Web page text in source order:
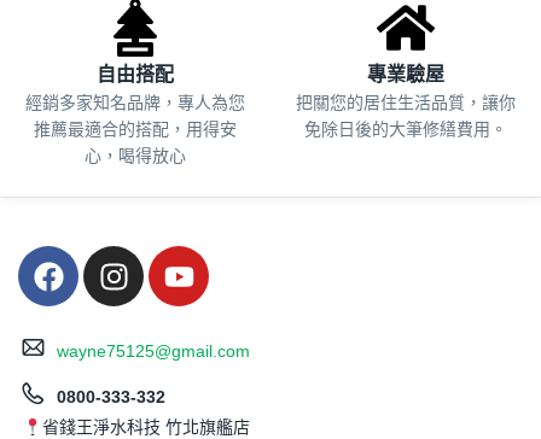
自由搭配
經銷多家知名品牌，專人為您
推薦最適合的搭配，用得安
心，喝得放心
專業驗屋
把關您的居住生活品質， 讓你
免除日後的大筆修繕費用。
wayne75125@gmail.com
0800-333-332
省錢王淨水科技 竹北旗艦店